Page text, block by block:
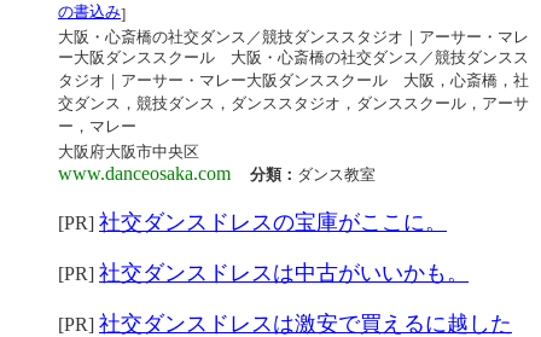
の書込み]
大阪・心斎橋の社交ダンス／競技ダンススタジオ｜アーサー・マレ
ー大阪ダンススクール 大阪・心斎橋の社交ダンス／競技ダンスス
タジオ｜アーサー・マレー大阪ダンススクール 大阪，心斎橋，社
交ダンス，競技ダンス，ダンススタジオ，ダンススクール，アーサ
ー，マレー
大阪府大阪市中央区
www.danceosaka.com 分類： ダンス教室
[PR] 社交ダンスドレスの宝庫がここに。
[PR] 社交ダンスドレスは中古がいいかも。
[PR] 社交ダンスドレスは激安で買えるに越した